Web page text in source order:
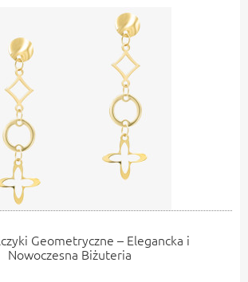
Geometryczne – Elegancka i
Nowoczesna Biżuteria